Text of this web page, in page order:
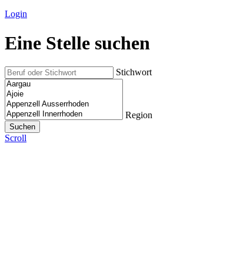
Login
Eine Stelle suchen
Stichwort
Region
Scroll